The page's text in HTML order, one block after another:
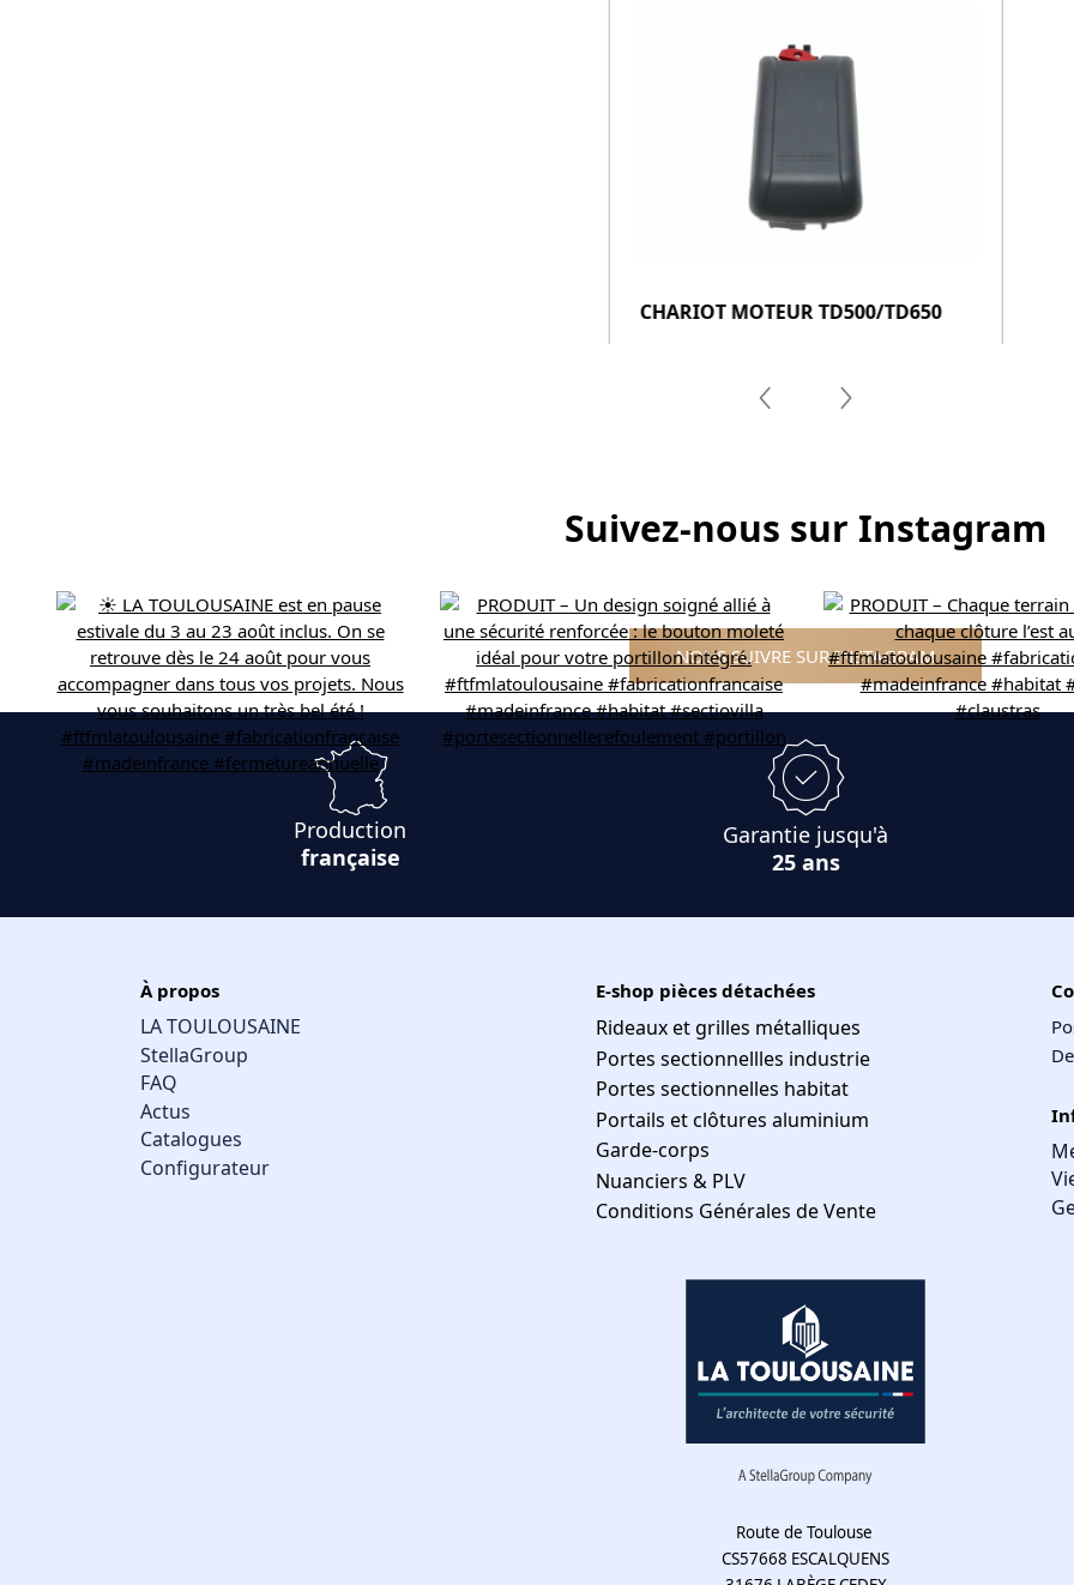
CHARIOT MOTEUR TD500/TD650
Suivez-nous sur Instagram
NOUS SUIVRE SUR INSTAGRAM
Production
française
Garantie jusqu'à
25 ans
À propos
LA TOULOUSAINE
StellaGroup
FAQ
Actus
Catalogues
Configurateur
E-shop pièces détachées
Rideaux et grilles métalliques
Portes sectionnellles industrie
Portes sectionnelles habitat
Portails et clôtures aluminium
Garde-corps
Nuanciers & PLV
Conditions Générales de Vente
Route de Toulouse
CS57668 ESCALQUENS